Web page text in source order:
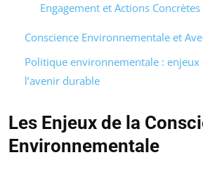
Engagement et Actions Concrètes
Conscience Environnementale et
Politique environnementale :
l’avenir durable
Les Enjeux de la
Environnementale